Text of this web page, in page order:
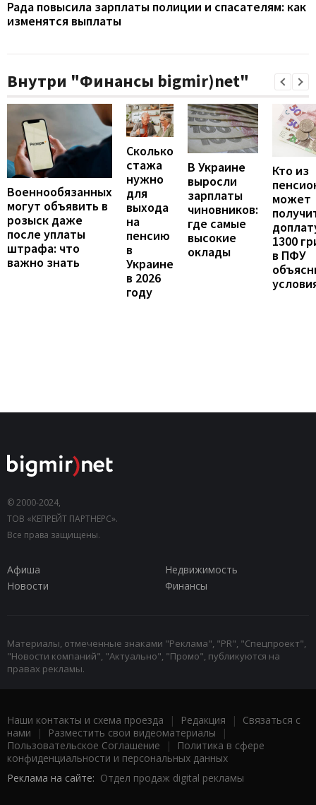
Рада повысила зарплаты полиции и спасателям: как
изменятся выплаты
Внутри "Финансы bigmir)net"
Военнообязанных
могут объявить в
розыск даже
после уплаты
штрафа: что
важно знать
Сколько
стажа
нужно
для
выхода
на
пенсию
в
Украине
в 2026
году
В Украине
выросли
зарплаты
чиновников:
где самые
высокие
оклады
Кто из
может
1300
в ПФУ
© 2000-2024,
ТОВ «КЕПРЕЙТ ПАРТНЕРС».
Все права защищены.
Афиша
Недвижимость
Новости
Финансы
Материалы, отмеченные знаками "Реклама", "PR", "Спецпроект",
"Новости компаний", "Актуально", "Промо", публикуются на
правах рекламы.
Наши контакты и схема проезда | Редакция | Связаться с
нами | Разместить свои видеоматериалы |
Пользовательское Соглашение |
Политика в сфере
конфиденциальности и персональных данных
Реклама на сайте: Отдел продаж digital рекламы